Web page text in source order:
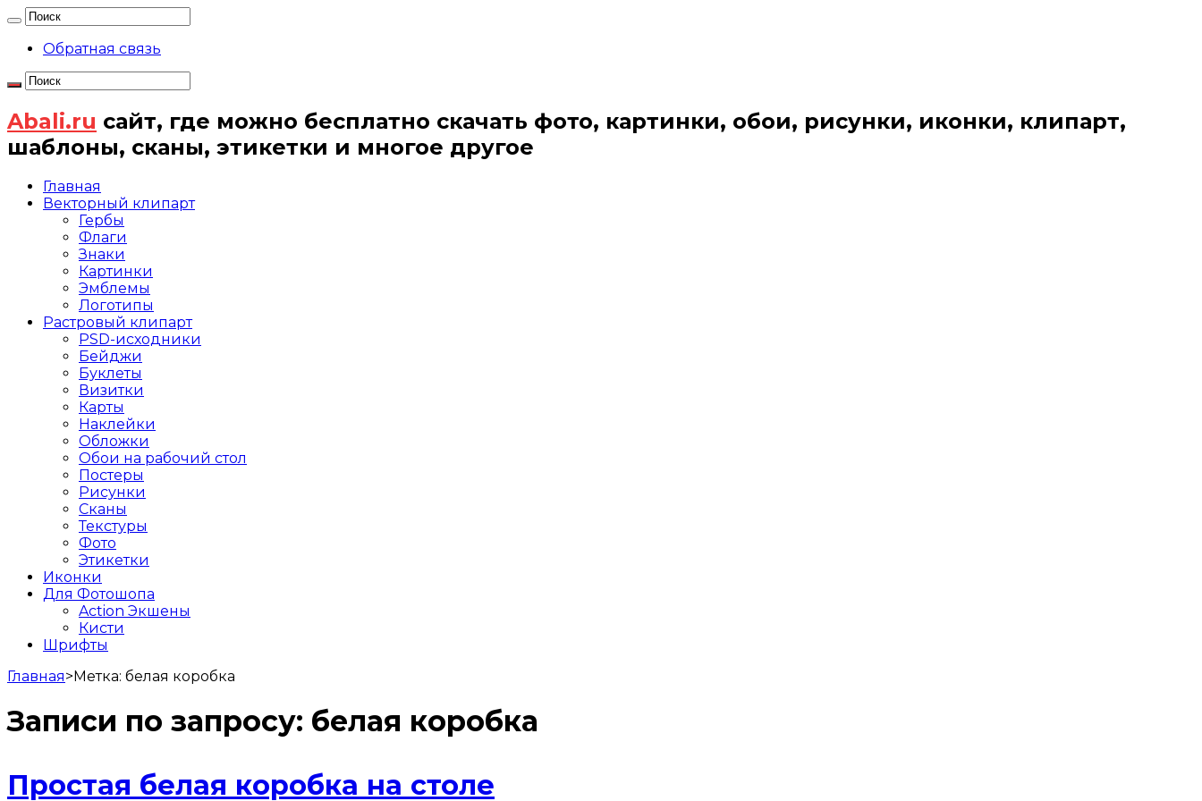
Обратная связь
Abali.ru сайт, где можно бесплатно скачать фото, картинки, обои, рисунки, иконки, клипарт,
шаблоны, сканы, этикетки и многое другое
Главная
Векторный клипарт
Гербы
Флаги
Знаки
Картинки
Эмблемы
Логотипы
Растровый клипарт
PSD-исходники
Бейджи
Буклеты
Визитки
Карты
Наклейки
Обложки
Обои на рабочий стол
Постеры
Рисунки
Сканы
Текстуры
Фото
Этикетки
Иконки
Для Фотошопа
Action Экшены
Кисти
Шрифты
Главная>Метка: белая коробка
Записи по запросу: белая коробка
Простая белая коробка на столе